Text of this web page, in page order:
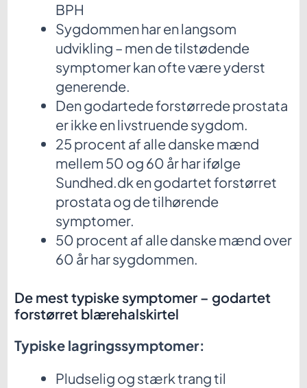
BPH
Sygdommen har en langsom
udvikling – men de tilstødende
symptomer kan ofte være yderst
generende.
Den godartede forstørrede prostata
er ikke en livstruende sygdom.
25 procent af alle danske mænd
mellem 50 og 60 år har ifølge
Sundhed.dk en godartet forstørret
prostata og de tilhørende
symptomer.
50 procent af alle danske mænd over
60 år har sygdommen.
De mest typiske symptomer – godartet
forstørret blærehalskirtel
Typiske lagringssymptomer:
Pludselig og stærk trang til